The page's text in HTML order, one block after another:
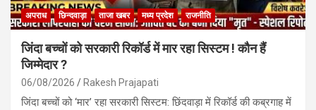
अपराध छिन्दवाड़ा ताजा खबर मध्य प्रदेश राजनीति
जिंदा बच्चों को सरकारी रिकॉर्ड में मार रहा सिस्टम ! कौन हैं
जिम्मेदार ?
06/08/2026 Rakesh Prajapati
जिंदा बच्चों को ‘मार’ रहा सरकारी सिस्टम: छिंदवाड़ा में रिकॉर्ड की कब्रगाह में